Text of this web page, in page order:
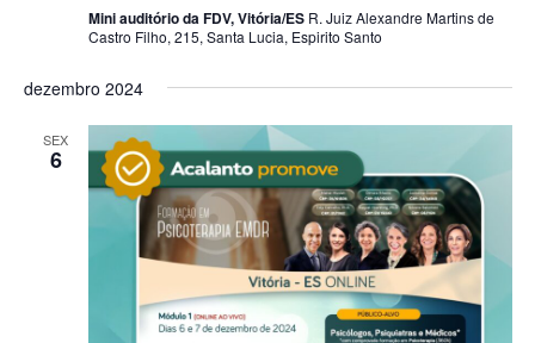
Mini auditório da FDV, Vitória/ES R. Juiz Alexandre Martins de
Castro Filho, 215, Santa Lucia, Espirito Santo
dezembro 2024
SEX
6